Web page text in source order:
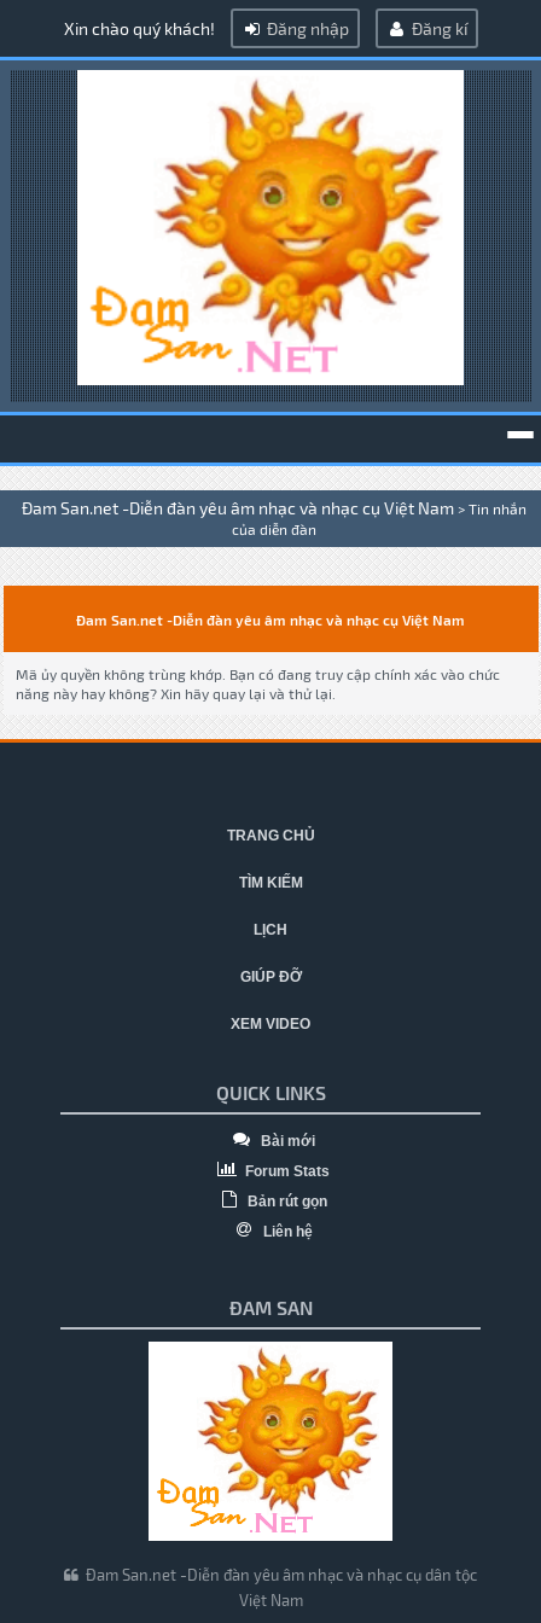
Xin chào quý khách! Đăng nhập Đăng kí
Đam San.net -Diễn đàn yêu âm nhạc và nhạc cụ Việt Nam > Tin nhắn
của diễn đàn
Đam San.net -Diễn đàn yêu âm nhạc và nhạc cụ Việt Nam
Mã ủy quyền không trùng khớp. Bạn có đang truy cập chính xác vào chức
năng này hay không? Xin hãy quay lại và thử lại.
TRANG CHỦ
TÌM KIẾM
LỊCH
GIÚP ĐỠ
XEM VIDEO
QUICK LINKS
Bài mới
Forum Stats
Bản rút gọn
Liên hệ
ĐAM SAN
Đam San.net -Diễn đàn yêu âm nhạc và nhạc cụ dân tộc
Việt Nam